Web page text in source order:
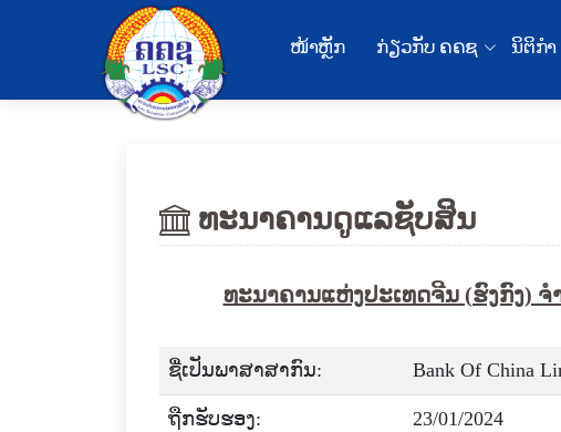
ໜ້າຫຼັກ ກ່ຽວກັບ ຄຄຊ ນິຕິກໍາ
ທະນາຄານດູແລຊັບສິນ
ທະນາຄານແຫ່ງປະເທດຈີນ (ຮົງກົງ)
ຊື່ເປັນພາສາສາກົນ: Bank Of China
ຖືກຮັບຮອງ: 23/01/2024